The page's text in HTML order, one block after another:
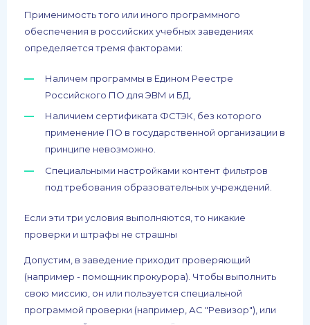
Применимость того или иного программного
обеспечения в российских учебных заведениях
определяется тремя факторами:
Наличем программы в Едином Реестре
Российского ПО для ЭВМ и БД.
Наличием сертификата ФСТЭК, без которого
применение ПО в государственной организации в
принципе невозможно.
Специальными настройками контент фильтров
под требования образовательных учреждений.
Если эти три условия выполняются, то никакие
проверки и штрафы не страшны
Допустим, в заведение приходит проверяющий
(например - помощник прокурора). Чтобы выполнить
свою миссию, он или пользуется специальной
программой проверки (например, АС "Ревизор"), или